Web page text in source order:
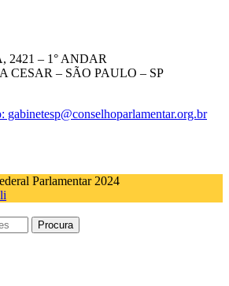
2421 – 1° ANDAR
CESAR – SÃO PAULO – SP
gabinetesp@conselhoparlamentar.org.br
Parlamentar 2024
Procura